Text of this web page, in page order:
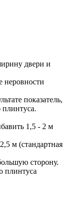
двери и
неровности
показатель,
плинтуса.
1,5 - 2 м
м (стандартная
сторону.
плинтуса